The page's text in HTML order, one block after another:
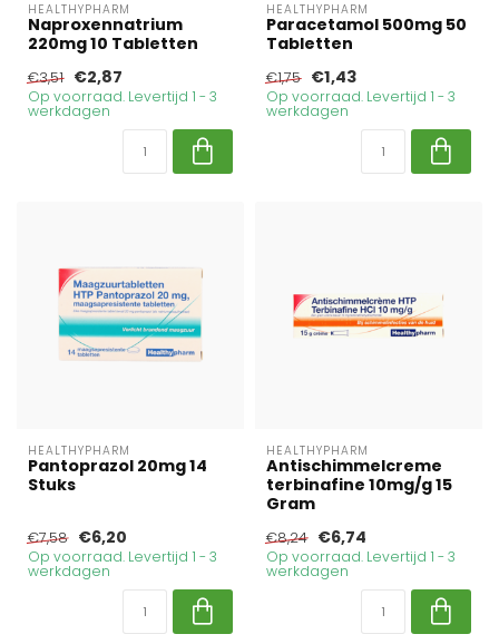
HEALTHYPHARM
Naproxennatrium
220mg 10 Tabletten
€3,51 €2,87
Op voorraad. Levertijd 1 - 3
werkdagen
HEALTHYPHARM
Paracetamol 500mg 50
Tabletten
€1,75 €1,43
Op voorraad. Levertijd 1 - 3
werkdagen
HEALTHYPHARM
Pantoprazol 20mg 14
Stuks
€7,58 €6,20
Op voorraad. Levertijd 1 - 3
werkdagen
HEALTHYPHARM
Antischimmelcreme
terbinafine 10mg/g 15
Gram
€8,24 €6,74
Op voorraad. Levertijd 1 - 3
werkdagen